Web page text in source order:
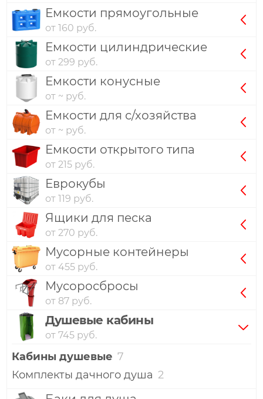
Емкости прямоугольные
от 160 руб.
Емкости цилиндрические
от 299 руб.
Емкости конусные
от ~ руб.
Емкости для с/хозяйства
от ~ руб.
Емкости открытого типа
от 215 руб.
Еврокубы
от 119 руб.
Ящики для песка
от 270 руб.
Мусорные контейнеры
от 455 руб.
Мусоросбросы
от 87 руб.
Душевые кабины
от 745 руб.
Кабины душевые 7
Комплекты дачного душа 2